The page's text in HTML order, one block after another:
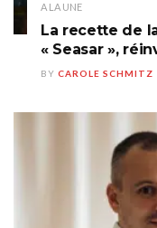
A LA UNE
La recette de
« Seasar »,
BY CAROLE SCHMITZ